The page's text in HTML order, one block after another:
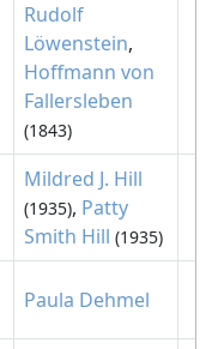
Rudolf
Löwenstein,
Hoffmann von
Fallersleben
(1843)
Mildred J. Hill
(1935), Patty
Smith Hill (1935)
Paula Dehmel